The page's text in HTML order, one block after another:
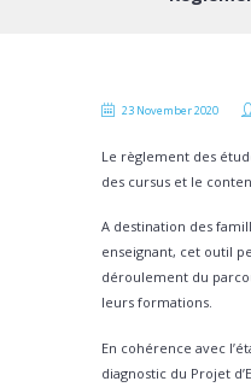
23 November 2020
Le règlement des
des cursus et le
A destination des
enseignant, cet outil
déroulement du
leurs formations.
En cohérence avec
diagnostic du Projet